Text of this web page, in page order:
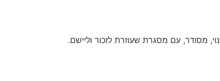
מסודר, עם מסגרת שעוזרת לזכור וליישם.